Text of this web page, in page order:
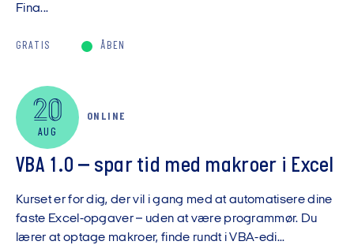
Fina...
GRATIS ÅBEN
20
AUG
ONLINE
VBA 1.0 – spar tid med makroer i Excel
Kurset er for dig, der vil i gang med at automatisere dine
faste Excel-opgaver – uden at være programmør. Du
lærer at optage makroer, finde rundt i VBA-edi...